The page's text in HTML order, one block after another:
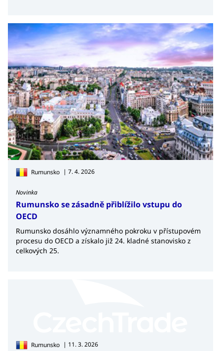
Rumunsko | 7. 4. 2026
Novinka
Rumunsko se zásadně přiblížilo vstupu do
OECD
Rumunsko dosáhlo významného pokroku v přístupovém
procesu do OECD a získalo již 24. kladné stanovisko z
celkových 25.
Rumunsko | 11. 3. 2026